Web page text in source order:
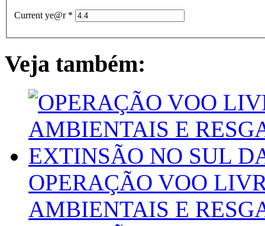
Current ye@r *
Veja também:
OPERAÇÃO VOO
AMBIENTAIS E